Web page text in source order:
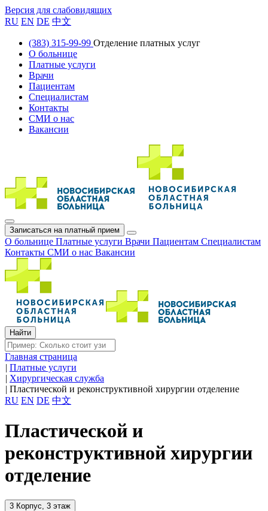
Версия для слабовидящих
RU EN DE 中文
(383) 315-99-99 Отделение платных услуг
О больнице
Платные услуги
Врачи
Пациентам
Специалистам
Контакты
СМИ о нас
Вакансии
Записаться на платный прием
О больнице Платные услуги Врачи Пациентам Специалистам
Контакты СМИ о нас Вакансии
Главная страница
| Платные услуги
| Хирургическая служба
| Пластической и реконструктивной хирургии отделение
RU EN DE 中文
Пластической и
реконструктивной хирургии
отделение
3 Корпус, 3 этаж